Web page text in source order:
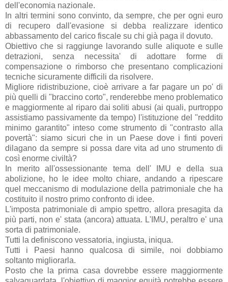
dell'economia nazionale.
In altri termini sono convinto, da sempre, che per ogni euro
di recupero dall'evasione si debba realizzare identico
abbassamento del carico fiscale su chi già paga il dovuto.
Obiettivo che si raggiunge lavorando sulle aliquote e sulle
detrazioni, senza necessita' di adottare forme di
compensazione o rimborso che presentano complicazioni
tecniche sicuramente difficili da risolvere.
Migliore ridistribuzione, cioè arrivare a far pagare un po' di
più quelli di "braccino corto", renderebbe meno problematico
e maggiormente al riparo dai soliti abusi (ai quali, purtroppo
assistiamo passivamente da tempo) l'istituzione del "reddito
minimo garantito" inteso come strumento di "contrasto alla
povertà": siamo sicuri che in un Paese dove i finti poveri
dilagano da sempre si possa dare vita ad uno strumento di
così enorme civiltà?
In merito all'ossessionante tema dell' IMU e della sua
abolizione, ho le idee molto chiare, andando a ripescare
quel meccanismo di modulazione della patrimoniale che ha
costituito il nostro primo confronto di idee.
L'imposta patrimoniale di ampio spettro, allora presagita da
più parti, non e' stata (ancora) attuata. L'IMU, peraltro e' una
sorta di patrimoniale.
Tutti la definiscono vessatoria, ingiusta, iniqua.
Tutti i Paesi hanno qualcosa di simile, noi dobbiamo
soltanto migliorarla.
Posto che la prima casa dovrebbe essere maggiormente